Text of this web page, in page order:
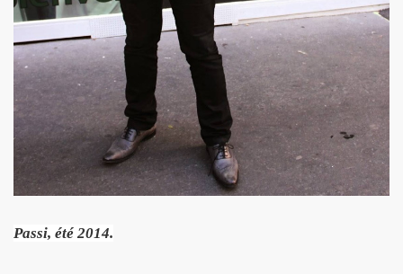
Passi, été 2014.
"IL Y AVAIT UNE FOIS FREAKSVILLE" (2011).
en avant-premiere "LE BIJOU DE GAINSBOURG"
DRONES le 12 fevrier 2011 a l'INTERNATIONAL
de MARIE FRANCE le 9 fevrier 2011 au restaurant du
de "QUERELLE DE BREST", un musical de